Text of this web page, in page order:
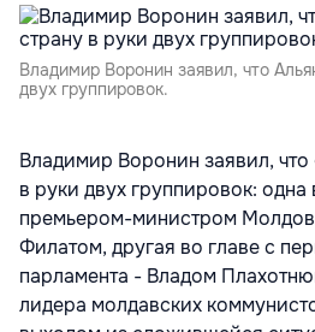
Владимир Воронин заявил, что
двух группировок.
Владимир Воронин заявил, что
в руки двух группировок: одна
премьером-министром
Филатом, другая во главе с
парламента - Владом
лидера молдавских